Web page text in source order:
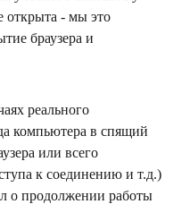
открыта - мы это
браузера и
реального
компьютера в спящий
или всего
к соединению и т.д.)
о продолжении работы